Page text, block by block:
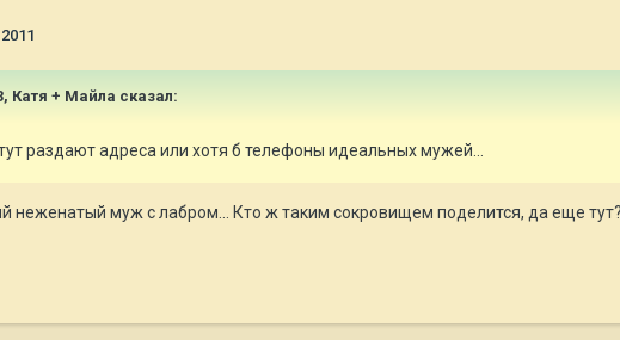
Катя + Майла сказал:
раздают адреса или хотя б телефоны идеальных мужей...
неженатый муж с лабром... Кто ж таким сокровищем поделится, да еще